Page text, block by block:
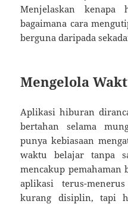
Menjelaskan
bagaimana cara
berguna daripada
Mengelola
Aplikasi hiburan
bertahan selama
punya kebiasaan
waktu belajar tanpa
mencakup pemahaman
aplikasi terus-
kurang disiplin, tapi